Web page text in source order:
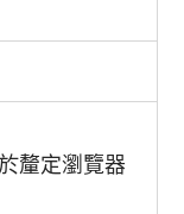
釐定瀏覽器